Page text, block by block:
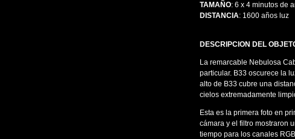
TAMAÑO: 6 x 4 minutos de
DISTANCIA: 1600 años luz
DESCRIPCION DEL
La remarcable Nebulosa
particular. B33 oscurece la
alto de B33 cubre una
cielos extremadamente
Esta es la primera foto en
cámara y el filtro mostraron
tiempo para los canales